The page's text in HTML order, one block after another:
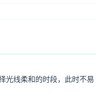
光线柔和的时段，此时不易